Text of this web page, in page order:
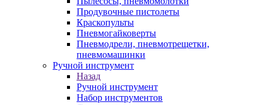
Продувочные пистолеты
Краскопульты
Пневмогайковерты
Пневмодрели, пневмотрещетки,
пневмомашинки
Ручной инструмент
Назад
Ручной инструмент
Набор инструментов